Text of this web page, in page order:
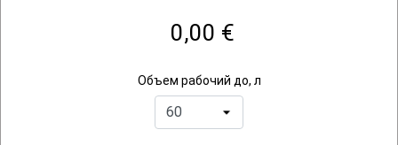
0,00 €
Объем рабочий до, л